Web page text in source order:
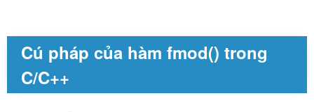
Cú pháp của hàm fmod() trong
C/C++